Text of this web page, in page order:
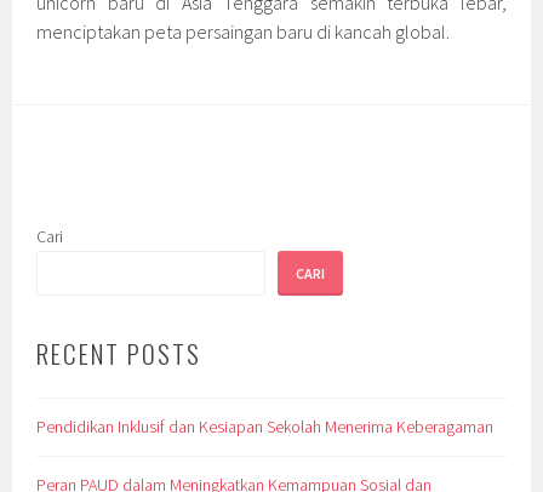
menciptakan peta persaingan baru di kancah global.
Cari
CARI
RECENT POSTS
Pendidikan Inklusif dan Kesiapan Sekolah Menerima Keberagaman
Peran PAUD dalam Meningkatkan Kemampuan Sosial dan